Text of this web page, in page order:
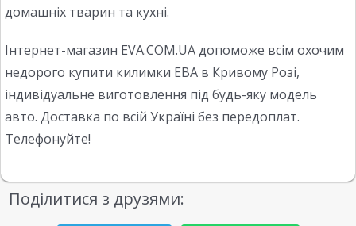
домашніх тварин та кухні.
Інтернет-магазин EVA.COM.UA допоможе всім охочим
недорого купити килимки ЕВА в Кривому Розі,
індивідуальне виготовлення під будь-яку модель
авто. Доставка по всій Україні без передоплат.
Телефонуйте!
Поділитися з друзями: